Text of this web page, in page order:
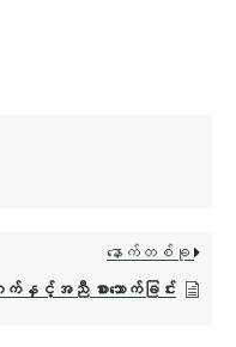
နောက်တစ်ခု
နှင့်အညီ စားသောက်ခြင်း